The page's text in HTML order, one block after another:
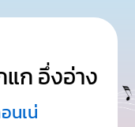
ก อึ่งอ่าง
นเน่